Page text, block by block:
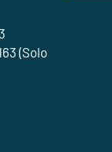
(Solo